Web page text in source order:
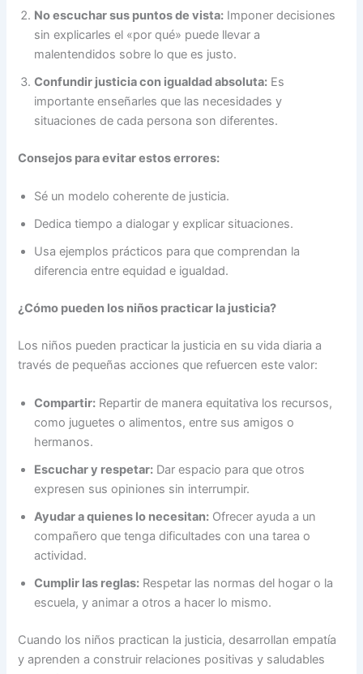
No escuchar sus puntos de vista: Imponer decisiones
sin explicarles el «por qué» puede llevar a
malentendidos sobre lo que es justo.
Confundir justicia con igualdad absoluta: Es
importante enseñarles que las necesidades y
situaciones de cada persona son diferentes.
Consejos para evitar estos errores:
Sé un modelo coherente de justicia.
Dedica tiempo a dialogar y explicar situaciones.
Usa ejemplos prácticos para que comprendan la
diferencia entre equidad e igualdad.
¿Cómo pueden los niños practicar la justicia?
Los niños pueden practicar la justicia en su vida diaria a
través de pequeñas acciones que refuercen este valor:
Compartir: Repartir de manera equitativa los recursos,
como juguetes o alimentos, entre sus amigos o
hermanos.
Escuchar y respetar: Dar espacio para que otros
expresen sus opiniones sin interrumpir.
Ayudar a quienes lo necesitan: Ofrecer ayuda a un
compañero que tenga dificultades con una tarea o
actividad.
Cumplir las reglas: Respetar las normas del hogar o la
escuela, y animar a otros a hacer lo mismo.
Cuando los niños practican la justicia, desarrollan empatía
y aprenden a construir relaciones positivas y saludables